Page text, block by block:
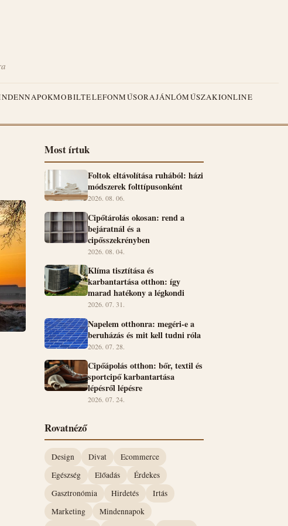
MOBILTELEFONMŰSORAJÁNLÓMŰSZAKIONLINE
Most írtuk
Foltok eltávolítása ruhából: házi
módszerek folttípusonként
2026. 08. 06.
Cipőtárolás okosan: rend a
bejáratnál és a
cipősszekrényben
2026. 08. 04.
Klíma tisztítása és
karbantartása otthon: így
marad hatékony a légkondi
2026. 07. 31.
Napelem otthonra: megéri-e a
beruházás és mit kell tudni róla
2026. 07. 28.
Cipőápolás otthon: bőr, textil és
sportcipő karbantartása
lépésről lépésre
2026. 07. 24.
Rovatnéző
Design Divat
Ecommerce
Egészség
Előadás
Érdekes
Gasztronómia
Hirdetés
Irtás
Marketing
Mindennapok